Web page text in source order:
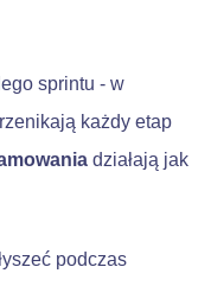
sprintu - w
każdy etap
działają jak
podczas